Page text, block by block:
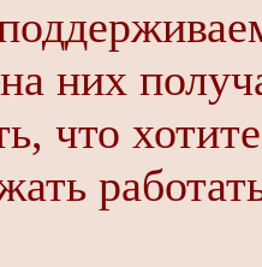
них
что